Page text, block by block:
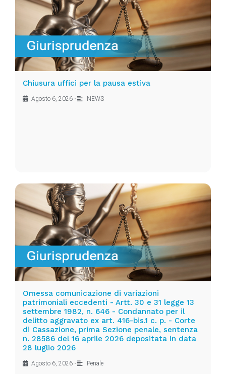
Chiusura uffici per la pausa estiva
Agosto 6, 2026 • NEWS
Omessa comunicazione di variazioni
patrimoniali eccedenti - Artt. 30 e 31 legge 13
settembre 1982, n. 646 - Condannato per il
delitto aggravato ex art. 416-bis.1 c. p. - Corte
di Cassazione, prima Sezione penale, sentenza
n. 28586 del 16 aprile 2026 depositata in data
28 luglio 2026
Agosto 6, 2026 • Penale